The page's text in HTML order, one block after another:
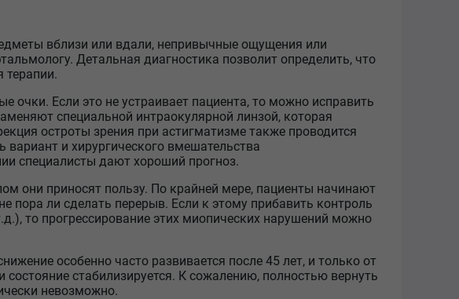
вблизи или вдали, непривычные ощущения или
Детальная диагностика позволит определить, что
терапии.
Если это не устраивает пациента, то можно исправить
специальной интраокулярной линзой, которая
остроты зрения при астигматизме также проводится
и хирургического вмешательства
специалисты дают хороший прогноз.
они приносят пользу. По крайней мере, пациенты начинают
пора ли сделать перерыв. Если к этому прибавить контроль
то прогрессирование этих миопических нарушений можно
особенно часто развивается после 45 лет, и только от
состояние стабилизируется. К сожалению, полностью вернуть
невозможно.